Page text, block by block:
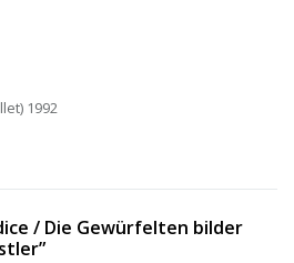
1992
/ Die Gewürfelten bilder